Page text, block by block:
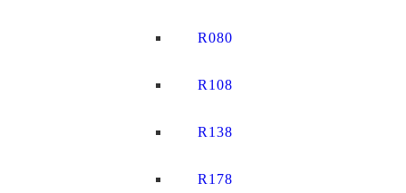
R080
R108
R138
R178